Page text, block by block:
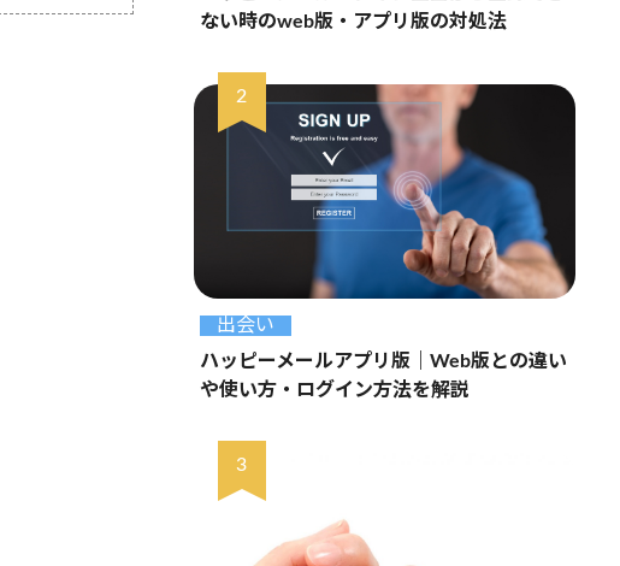
ない時のweb版・アプリ版の対処法
出会い
ハッピーメールアプリ版｜Web版との違い
や使い方・ログイン方法を解説